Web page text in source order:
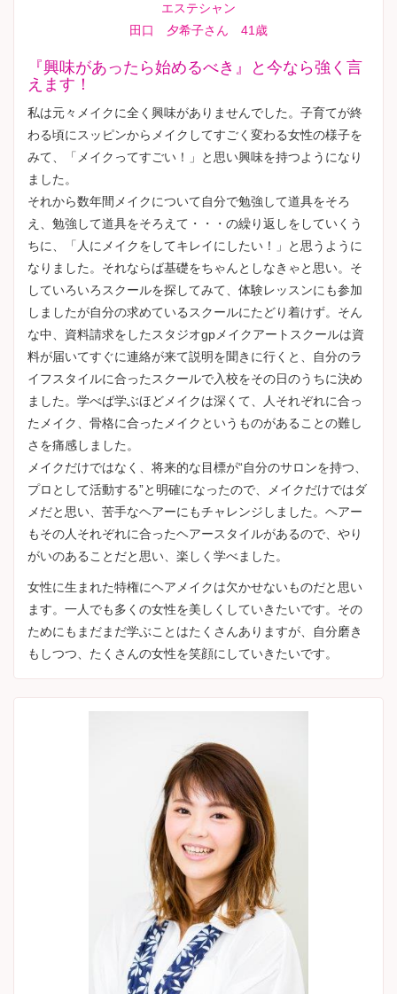
エステシャン
田口 夕希子さん 41歳
『興味があったら始めるべき』と今なら強く言
えます！
私は元々メイクに全く興味がありませんでした。子育てが終
わる頃にスッピンからメイクしてすごく変わる女性の様子を
みて、「メイクってすごい！」と思い興味を持つようになり
ました。
それから数年間メイクについて自分で勉強して道具をそろ
え、勉強して道具をそろえて・・・の繰り返しをしていくう
ちに、「人にメイクをしてキレイにしたい！」と思うように
なりました。それならば基礎をちゃんとしなきゃと思い。そ
していろいろスクールを探してみて、体験レッスンにも参加
しましたが自分の求めているスクールにたどり着けず。そん
な中、資料請求をしたスタジオgpメイクアートスクールは資
料が届いてすぐに連絡が来て説明を聞きに行くと、自分のラ
イフスタイルに合ったスクールで入校をその日のうちに決め
ました。学べば学ぶほどメイクは深くて、人それぞれに合っ
たメイク、骨格に合ったメイクというものがあることの難し
さを痛感しました。
メイクだけではなく、将来的な目標が“自分のサロンを持つ、
プロとして活動する”と明確になったので、メイクだけではダ
メだと思い、苦手なヘアーにもチャレンジしました。ヘアー
もその人それぞれに合ったヘアースタイルがあるので、やり
がいのあることだと思い、楽しく学べました。
女性に生まれた特権にヘアメイクは欠かせないものだと思い
ます。一人でも多くの女性を美しくしていきたいです。その
ためにもまだまだ学ぶことはたくさんありますが、自分磨き
もしつつ、たくさんの女性を笑顔にしていきたいです。